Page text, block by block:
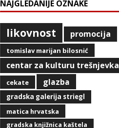
NAJGLEDANIJE OZNAKE
likovnost promocija
tomislav marijan bilosnić
centar za kulturu trešnjevka
cekate glazba
gradska galerija striegl
matica hrvatska
gradska knjižnica kaštela